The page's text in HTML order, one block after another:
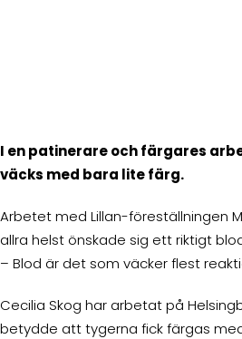
I en patinerare och färgares
väcks med bara lite färg.
Arbetet med Lillan-föreställningen
allra helst önskade sig ett riktigt
– Blod är det som väcker flest
Cecilia Skog har arbetat på
betydde att tygerna fick färgas